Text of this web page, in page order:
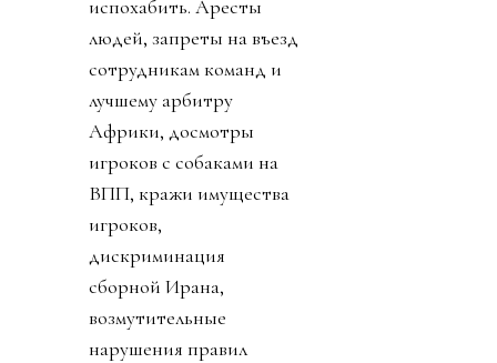
испохабить. Аресты
людей, запреты на въезд
сотрудникам команд и
лучшему арбитру
Африки, досмотры
игроков с собаками на
ВПП, кражи имущества
игроков,
дискриминация
сборной Ирана,
возмутительные
нарушения правил